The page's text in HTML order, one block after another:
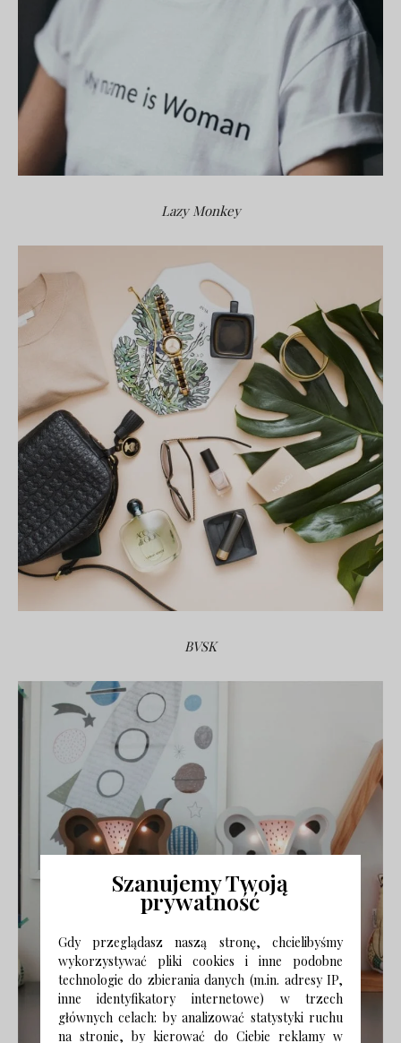
Lazy Monkey
BVSK
Szanujemy Twoją
prywatność
Gdy przeglądasz naszą stronę, chcielibyśmy
wykorzystywać pliki cookies i inne podobne
technologie do zbierania danych (m.in. adresy IP,
inne identyfikatory internetowe) w trzech
głównych celach: by analizować statystyki ruchu
na stronie, by kierować do Ciebie reklamy w